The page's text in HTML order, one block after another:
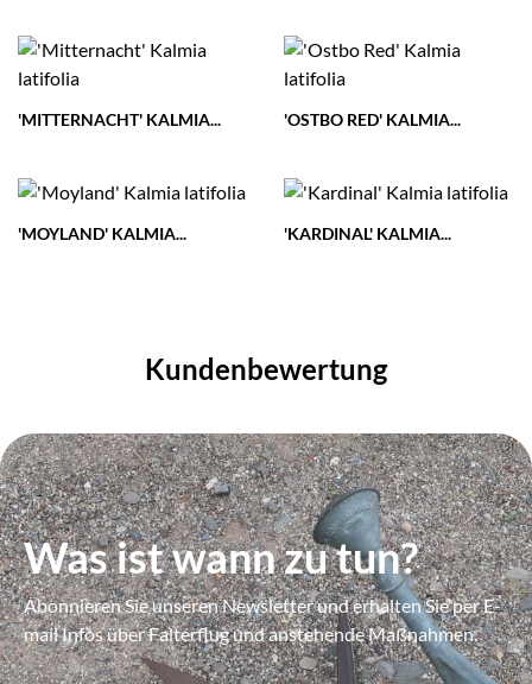
'MITTERNACHT' KALMIA... 'OSTBO RED' KALMIA...
'MOYLAND' KALMIA... 'KARDINAL' KALMIA...
Kundenbewertung
Was ist wann zu tun?
Abonnieren Sie unseren Newsletter und erhalten Sie per E-
mail Infos über Falterflug und anstehende Maßnahmen.